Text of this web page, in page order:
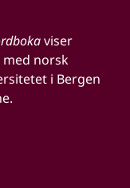
viser
norsk
i Bergen